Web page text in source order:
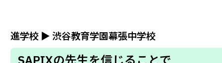
進学校 ▶ 渋谷教育学園幕張中学校
SAPIXの先生を信じることで